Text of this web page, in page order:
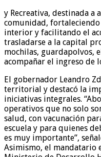
y Recreativa, destinada a
comunidad, fortaleciendo
interior y facilitando el
trasladarse a la capital
mochilas, guardapolvos,
acompañar el ingreso de
El gobernador Leandro
territorial y destacó la
iniciativas integrales.
operativos que no solo
salud, con vacunación
escuela y para quienes
es muy importante”,
Asimismo, el mandatario